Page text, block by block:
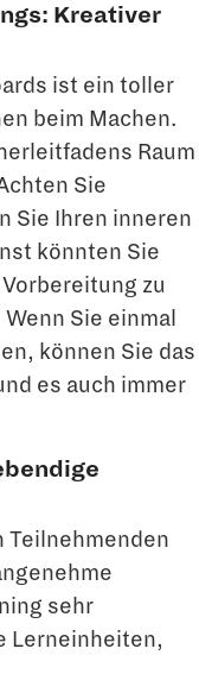
Kreativer
ist ein toller
beim Machen.
Raum
Sie
Sie Ihren inneren
könnten Sie
zu
Sie einmal
können Sie das
es auch immer
Teilnehmenden
sehr
Lerneinheiten,